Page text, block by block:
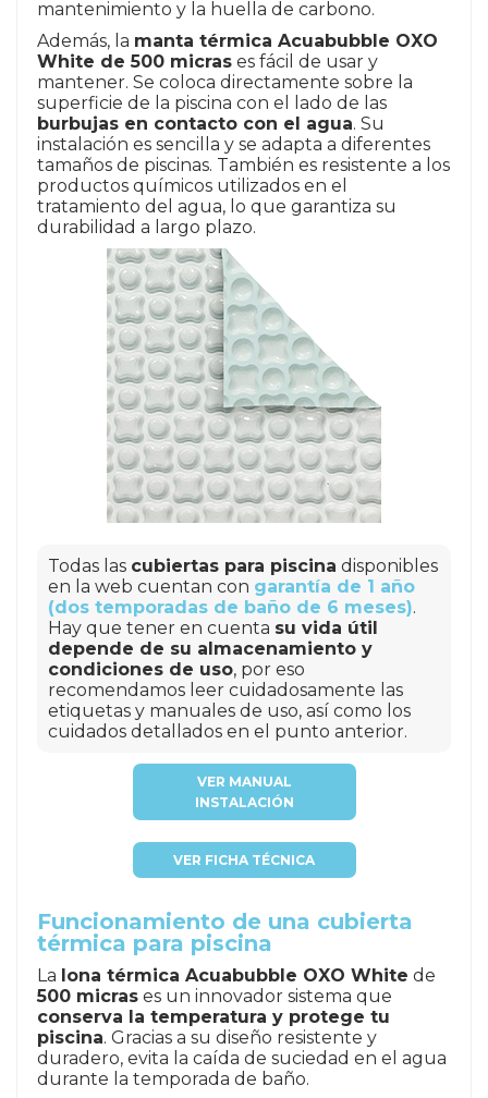
mantenimiento y la huella de carbono.
Además, la manta térmica Acuabubble OXO
White de 500 micras es fácil de usar y
mantener. Se coloca directamente sobre la
superficie de la piscina con el lado de las
burbujas en contacto con el agua. Su
instalación es sencilla y se adapta a diferentes
tamaños de piscinas. También es resistente a los
productos químicos utilizados en el
tratamiento del agua, lo que garantiza su
durabilidad a largo plazo.
Todas las cubiertas para piscina disponibles
en la web cuentan con garantía de 1 año
(dos temporadas de baño de 6 meses).
Hay que tener en cuenta su vida útil
depende de su almacenamiento y
condiciones de uso, por eso
recomendamos leer cuidadosamente las
etiquetas y manuales de uso, así como los
cuidados detallados en el punto anterior.
VER MANUAL
INSTALACIÓN
VER FICHA TÉCNICA
Funcionamiento de una cubierta
térmica para piscina
La lona térmica Acuabubble OXO White de
500 micras es un innovador sistema que
conserva la temperatura y protege tu
piscina. Gracias a su diseño resistente y
duradero, evita la caída de suciedad en el agua
durante la temporada de baño.